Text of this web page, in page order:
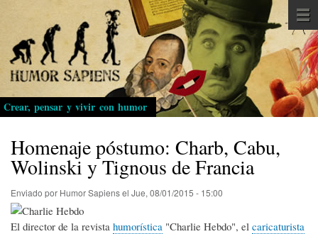
Pasar
al
contenido
principal
Crear, pensar y vivir con humor
Homenaje póstumo: Charb, Cabu,
Wolinski y Tignous de Francia
Enviado por Humor Sapiensel Jue, 08/01/2015 - 15:00
El director de la revista humorística "Charlie Hebdo", el caricaturista